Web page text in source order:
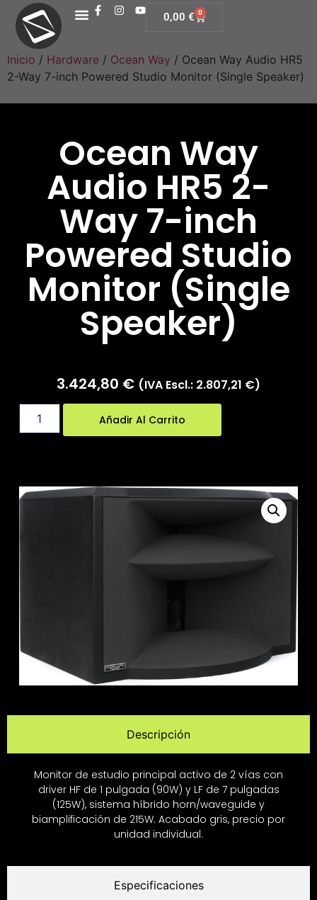
0,00 € 0
Inicio / Hardware / Ocean Way / Ocean Way Audio HR5
2-Way 7-inch Powered Studio Monitor (Single Speaker)
Ocean Way
Audio HR5 2-
Way 7-inch
Powered Studio
Monitor (Single
Speaker)
3.424,80 € (IVA Escl.: 2.807,21 €)
Añadir Al Carrito
Descripción
Especificaciones
Monitor de estudio principal activo de 2 vías con
driver HF de 1 pulgada (90W) y LF de 7 pulgadas
(125W), sistema híbrido horn/waveguide y
biamplificación de 215W. Acabado gris, precio por
unidad individual.